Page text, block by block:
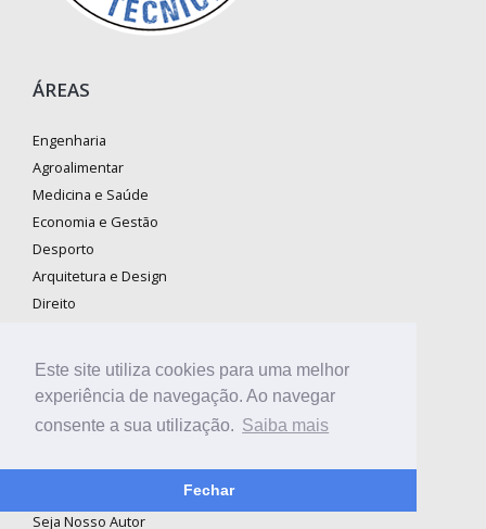
Este site utiliza cookies para uma melhor
experiência de navegação. Ao navegar
consente a sua utilização. Saiba mais
Fechar
ÁREAS
Engenharia
Agroalimentar
Medicina e Saúde
Economia e Gestão
Desporto
Arquitetura e Design
Direito
Seja Nosso Autor